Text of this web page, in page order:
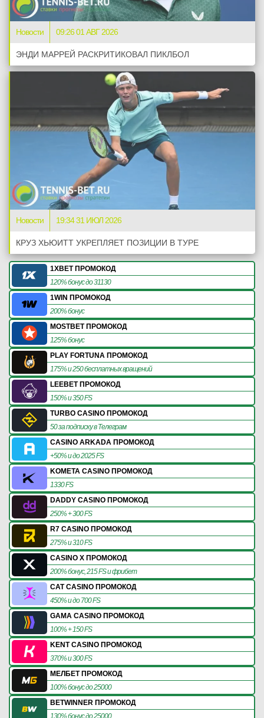
Новости 09:26 01 АВГ 2026
ЭНДИ МАРРЕЙ РАСКРИТИКОВАЛ ПИКЛБОЛ
Новости 19:34 31 ИЮЛ 2026
КРУЗ ХЬЮИТТ УКРЕПЛЯЕТ ПОЗИЦИИ В ТУРЕ
1XBET ПРОМОКОД
120% бонус до 31130
1WIN ПРОМОКОД
200% бонус
MOSTBET ПРОМОКОД
125% бонус
PLAY FORTUNA ПРОМОКОД
175% и 250 бесплатных вращений
LEEBET ПРОМОКОД
150% и 350 FS
TURBO CASINO ПРОМОКОД
50 за подписку в Телеграм
CASINO ARKADA ПРОМОКОД
+50% и до 2025 FS
KOMETA CASINO ПРОМОКОД
1330 FS
DADDY CASINO ПРОМОКОД
250% + 300 FS
R7 CASINO ПРОМОКОД
275% и 310 FS
CASINO X ПРОМОКОД
200% бонус, 215 FS и фрибет
CAT CASINO ПРОМОКОД
450% и до 700 FS
GAMA CASINO ПРОМОКОД
100% + 150 FS
KENT CASINO ПРОМОКОД
370% и 300 FS
МЕЛБЕТ ПРОМОКОД
100% бонус до 25000
BETWINNER ПРОМОКОД
130% бонус до 25000